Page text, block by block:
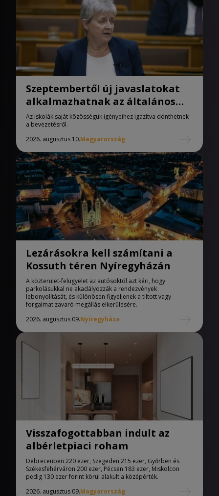
Szeptembertől új javaslatokat
alkalmazhatnak az általános
iskolák
Az iskolák saját közösségük igényeihez igazítva dönthetnek
a bevezetésről.
2026. augusztus 10.Magyarország
Lezárásokra kell számítani a
Kossuth téren Nyíregyházán
A közterület-felügyelet az autósoktól azt kéri, hogy
parkolásukkal ne akadályozzák a rendezvények
lebonyolítását, és különösen figyeljenek a tiltott vagy
forgalmat zavaró megállás elkerülésére.
2026. augusztus 09.Nyíregyháza
Visszafogottabban indult az
albérletpiaci roham
Debrecenben 220 ezer, Szegeden 215 ezer, Győrben és
Székesfehérváron 200 ezer, Pécsen 183 ezer, Miskolcon
pedig 130 ezer forint körül alakult a középérték.
2026. augusztus 09.Magyarország